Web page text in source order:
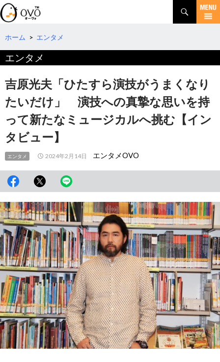
検
索
コ
テ
へ
移
ホーム > エンタメ
エンタメ
吉原光夫「ひたすら演技がうまくなり
たいだけ」 演技への真摯な思いを持
って新たなミュージカルへ挑む【イン
タビュー】
エンタメ 2024年2月14日 エンタメOVO